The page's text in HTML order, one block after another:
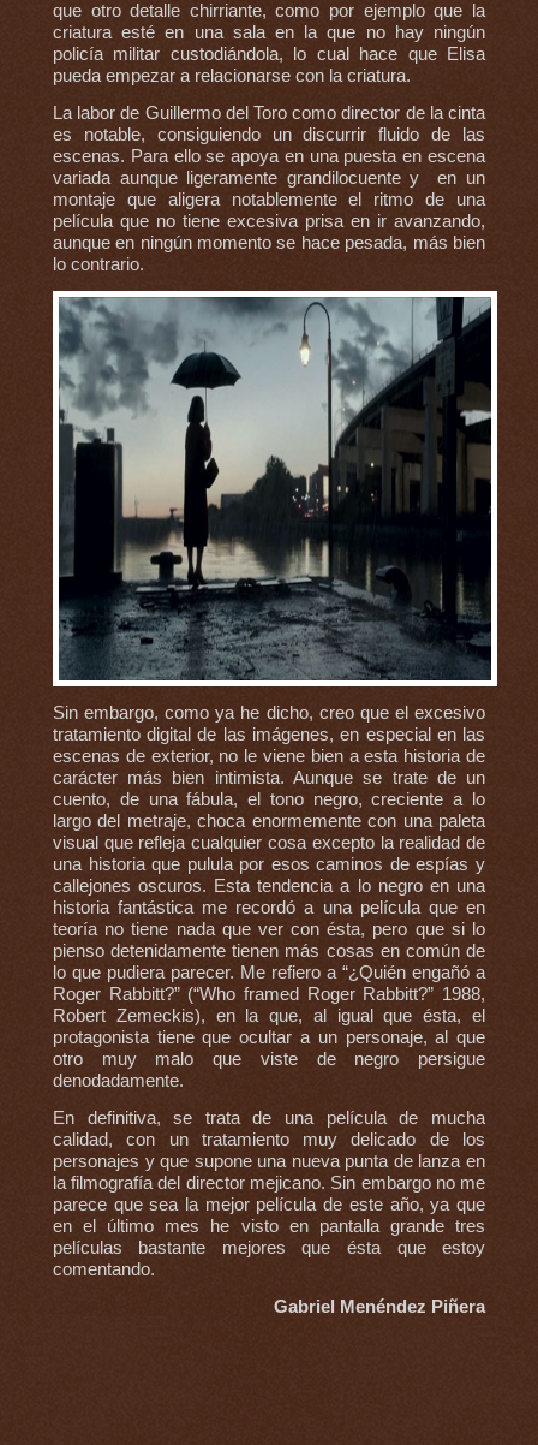
que otro detalle chirriante, como por ejemplo que la
criatura esté en una sala en la que no hay ningún
policía militar custodiándola, lo cual hace que Elisa
pueda empezar a relacionarse con la criatura.
La labor de Guillermo del Toro como director de la cinta
es notable, consiguiendo un discurrir fluido de las
escenas. Para ello se apoya en una puesta en escena
variada aunque ligeramente grandilocuente y en un
montaje que aligera notablemente el ritmo de una
película que no tiene excesiva prisa en ir avanzando,
aunque en ningún momento se hace pesada, más bien
lo contrario.
Sin embargo, como ya he dicho, creo que el excesivo
tratamiento digital de las imágenes, en especial en las
escenas de exterior, no le viene bien a esta historia de
carácter más bien intimista. Aunque se trate de un
cuento, de una fábula, el tono negro, creciente a lo
largo del metraje, choca enormemente con una paleta
visual que refleja cualquier cosa excepto la realidad de
una historia que pulula por esos caminos de espías y
callejones oscuros. Esta tendencia a lo negro en una
historia fantástica me recordó a una película que en
teoría no tiene nada que ver con ésta, pero que si lo
pienso detenidamente tienen más cosas en común de
lo que pudiera parecer. Me refiero a “¿Quién engañó a
Roger Rabbitt?” (“Who framed Roger Rabbitt?” 1988,
Robert Zemeckis), en la que, al igual que ésta, el
protagonista tiene que ocultar a un personaje, al que
otro muy malo que viste de negro persigue
denodadamente.
En definitiva, se trata de una película de mucha
calidad, con un tratamiento muy delicado de los
personajes y que supone una nueva punta de lanza en
la filmografía del director mejicano. Sin embargo no me
parece que sea la mejor película de este año, ya que
en el último mes he visto en pantalla grande tres
películas bastante mejores que ésta que estoy
comentando.
Gabriel Menéndez Piñera